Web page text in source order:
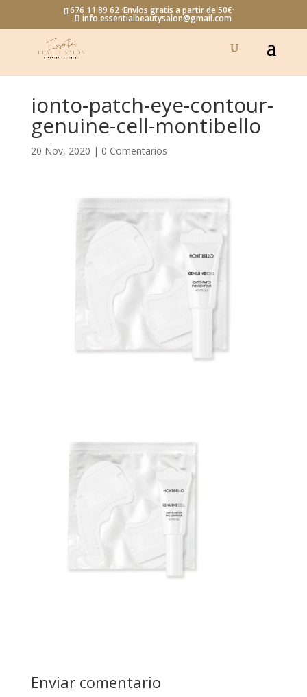
676 11 89 62 ·Envíos gratis a partir de 50€·
info.essentialbeautysalon@gmail.com
ionto-patch-eye-contour-
genuine-cell-montibello
20 Nov, 2020 | 0 Comentarios
Enviar comentario